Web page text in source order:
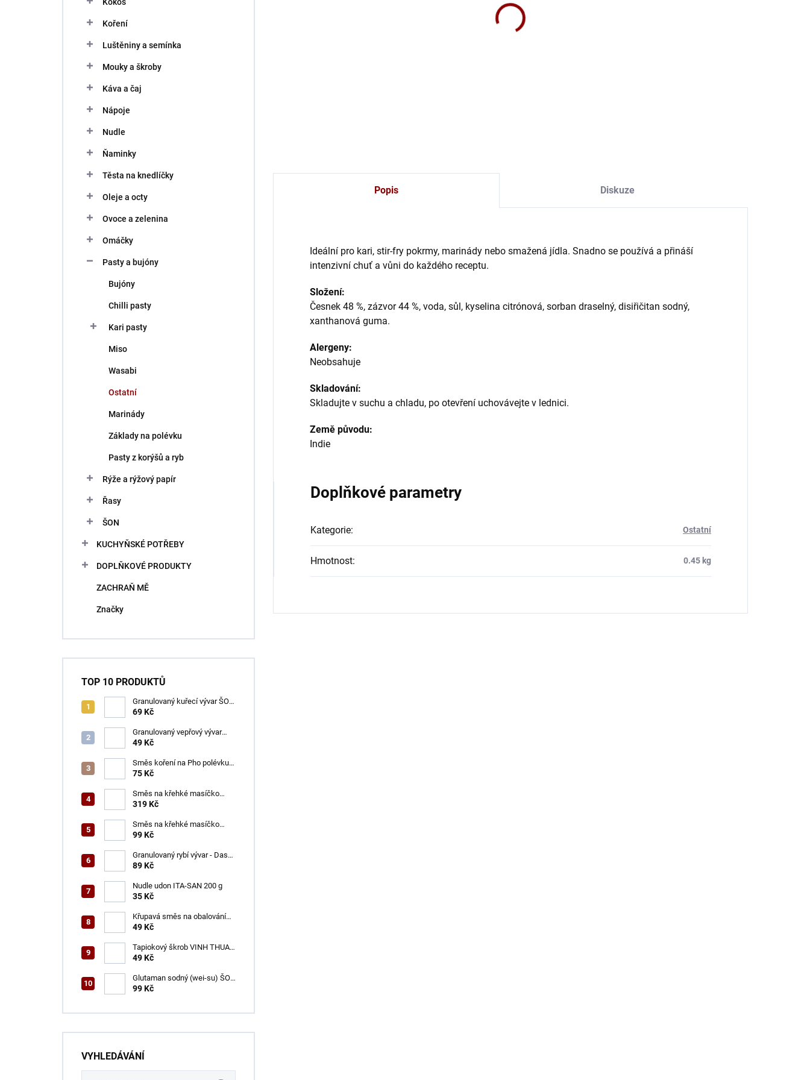
Koření
Luštěniny a semínka
Mouky a škroby
Káva a čaj
Nápoje
Nudle
Ňaminky
Těsta na knedlíčky
Oleje a octy
Ovoce a zelenina
Omáčky
Pasty a bujóny
Bujóny
Chilli pasty
Kari pasty
Miso
Wasabi
Ostatní
Marinády
Základy na polévku
Pasty z korýšů a ryb
Rýže a rýžový papír
Řasy
ŠON
KUCHYŇSKÉ POTŘEBY
DOPLŇKOVÉ PRODUKTY
ZACHRAŇ MĚ
Značky
TOP 10 PRODUKTŮ
Granulovaný kuřecí vývar ŠON
100 g
69 Kč
Granulovaný vepřový vývar
ŠON 100 g
49 Kč
Směs koření na Pho polévku
ŠON 65 g
75 Kč
Směs na křehké masíčko
ŠON 400 g
319 Kč
Směs na křehké masíčko
ŠON 125 g
99 Kč
Granulovaný rybí vývar - Dashi
ŠON 100 g
89 Kč
Nudle udon ITA-SAN 200 g
35 Kč
Křupavá směs na obalování
VINH THUAN 150 g
49 Kč
Tapiokový škrob VINH THUAN
400 g
49 Kč
Glutaman sodný (wei-su) ŠON
500 g
99 Kč
VYHLEDÁVÁNÍ
Popis Diskuze
Ideální pro kari, stir-fry pokrmy, marinády nebo smažená jídla. Snadno se používá a přináší
intenzivní chuť a vůni do každého receptu.
Složení:
Česnek 48 %, zázvor 44 %, voda, sůl, kyselina citrónová, sorban draselný, disiřičitan sodný,
xanthanová guma.
Alergeny:
Neobsahuje
Skladování:
Skladujte v suchu a chladu, po otevření uchovávejte v lednici.
Země původu:
Indie
Doplňkové parametry
Kategorie: Ostatní
Hmotnost: 0.45 kg